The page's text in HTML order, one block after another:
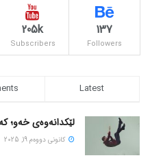
137
Followers
205k
Subscribers
Latest
لێکدانەوەی خەو؛
كانونی دووه‌م 19, 2025